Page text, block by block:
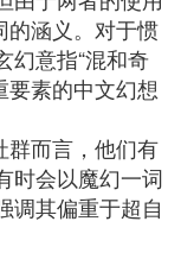
的涵义。对于惯
幻意指“混和奇
素的中文幻想
群而言，他们有
时会以魔幻一词
调其偏重于超自